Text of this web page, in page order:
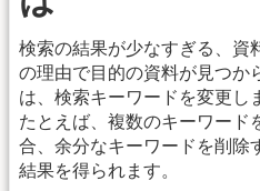
検索の結果が少なすぎる、資
の理由で目的の資料が見つか
は、検索キーワードを変更し
たとえば、複数のキーワード
合、余分なキーワードを削除
結果を得られます。